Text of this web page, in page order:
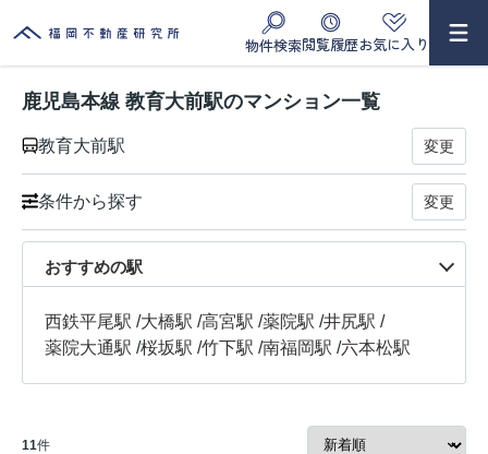
物件検索閲覧履歴お気に入り
鹿児島本線 教育大前駅のマンション一覧
教育大前駅 変更
条件から探す 変更
おすすめの駅
西鉄平尾駅 /大橋駅 /高宮駅 /薬院駅 /井尻駅 /
薬院大通駅 /桜坂駅 /竹下駅 /南福岡駅 /六本松駅
11件